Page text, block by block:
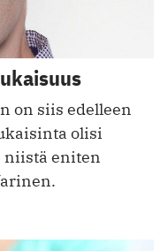
on siis edelleen
olisi
niistä eniten